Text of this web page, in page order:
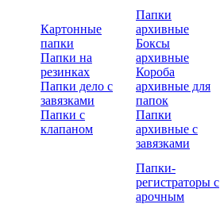
Картонные
папки
Папки на
резинках
Папки дело с
завязками
Папки с
клапаном
Папки
архивные
Боксы
архивные
Короба
архивные для
папок
Папки
архивные с
завязками
Папки-
регистраторы с
арочным